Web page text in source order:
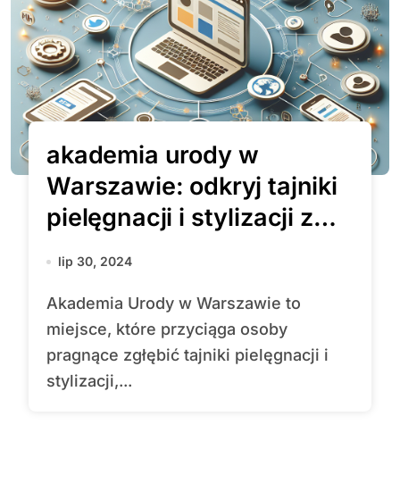
akademia urody w
Warszawie: odkryj tajniki
pielęgnacji i stylizacji z
doświadczonymi
lip 30, 2024
Akademia Urody w Warszawie to
miejsce, które przyciąga osoby
pragnące zgłębić tajniki pielęgnacji i
stylizacji,...